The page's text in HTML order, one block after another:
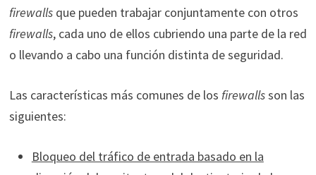
firewalls que pueden trabajar conjuntamente con otros
firewalls, cada uno de ellos cubriendo una parte de la red
o llevando a cabo una función distinta de seguridad.
Las características más comunes de los firewallsson las
siguientes:
Bloqueo del tráfico de entrada basado en la